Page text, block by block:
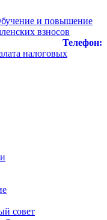
и повышение
взносов
Телефон:
налоговых
совет